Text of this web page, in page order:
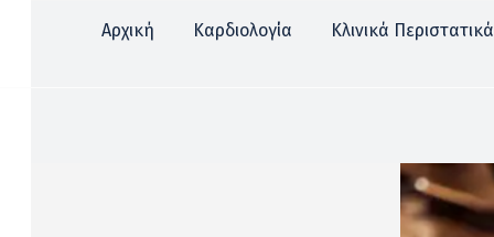
Αρχική Καρδιολογία Κλινικά Περιστατικά